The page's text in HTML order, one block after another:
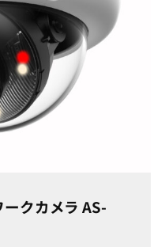
クカメラ AS-